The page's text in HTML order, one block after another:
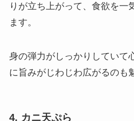
りが立ち上がって、食欲を一
ます。
身の弾力がしっかりしていて
に旨みがじわじわ広がるのも
4. カニ天ぷら